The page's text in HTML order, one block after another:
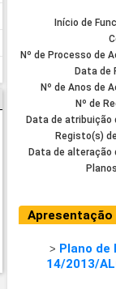
Início de
Nº de Processo de
Data de
Nº de Anos de
Nº de
Data de atribuição
Registo(s)
Data de alteração
Apresentação
> Plano de
14/2013/